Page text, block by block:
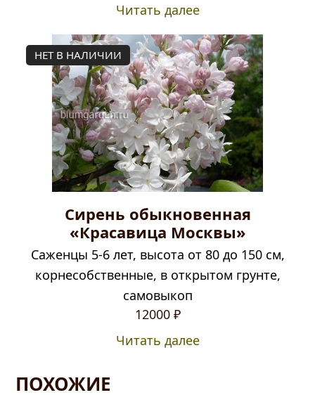
Читать далее
НЕТ В НАЛИЧИИ
Сирень обыкновенная
«Красавица Москвы»
Саженцы 5-6 лет, высота от 80 до 150 см,
корнесобственные, в открытом грунте,
самовыкоп
12000 ₽
Читать далее
ПОХОЖИЕ